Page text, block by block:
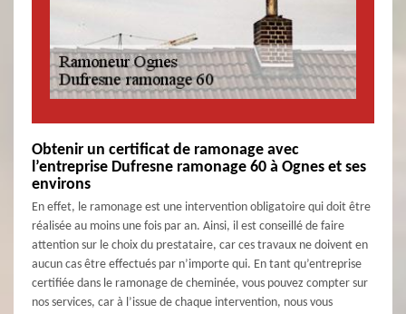
Obtenir un certificat de ramonage avec
l’entreprise Dufresne ramonage 60 à Ognes et ses
environs
En effet, le ramonage est une intervention obligatoire qui doit être
réalisée au moins une fois par an. Ainsi, il est conseillé de faire
attention sur le choix du prestataire, car ces travaux ne doivent en
aucun cas être effectués par n’importe qui. En tant qu’entreprise
certifiée dans le ramonage de cheminée, vous pouvez compter sur
nos services, car à l’issue de chaque intervention, nous vous